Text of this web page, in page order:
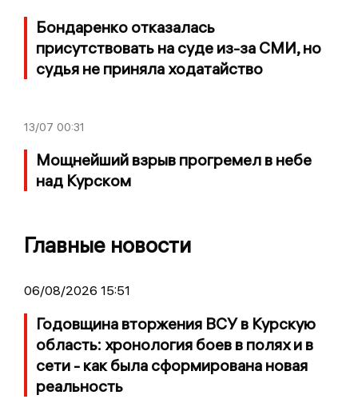
Бондаренко отказалась
присутствовать на суде из-за СМИ, но
судья не приняла ходатайство
13/07 00:31
Мощнейший взрыв прогремел в небе
над Курском
Главные новости
06/08/2026 15:51
Годовщина вторжения ВСУ в Курскую
область: хронология боев в полях и в
сети - как была сформирована новая
реальность